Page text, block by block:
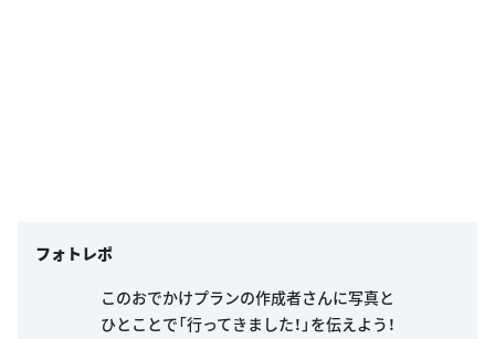
フォトレポ
このおでかけプランの作成者さんに写真と
ひとことで「行ってきました！」を伝えよう！